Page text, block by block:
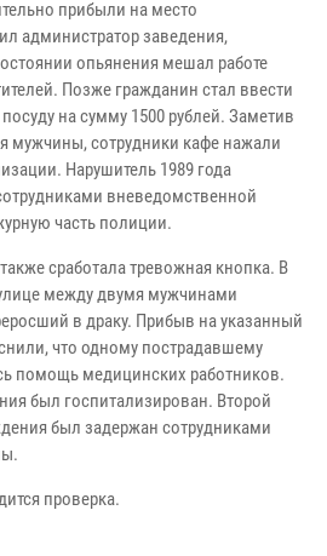
прибыли на место
администратор заведения,
опьянения мешал работе
Позже гражданин стал ввести
на сумму 1500 рублей. Заметив
мужчины, сотрудники кафе нажали
Нарушитель 1989 года
вневедомственной
часть полиции.
сработала тревожная кнопка. В
между двумя мужчинами
в драку. Прибыв на указанный
что одному пострадавшему
помощь медицинских работников.
был госпитализирован. Второй
был задержан сотрудниками
проверка.